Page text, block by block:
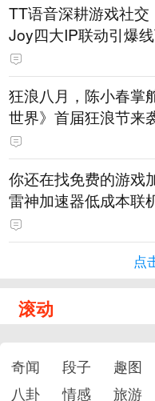
TT语音深耕游戏社
Joy四大IP联动引爆
狂浪八月，陈小春掌
世界》首届狂浪节来
直播即将开启
你还在找免费的游戏
雷神加速器低成本联
免费试用
点
滚动
奇闻 段子 趣图
八卦
情感 旅游